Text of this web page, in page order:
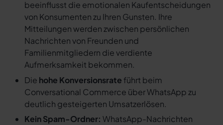
beeinflusst die emotionalen Kaufentscheidungen
von Konsumenten zu Ihren Gunsten. Ihre
Mitteilungen werden zwischen persönlichen
Nachrichten von Freunden und
Familienmitgliedern die verdiente
Aufmerksamkeit bekommen.
Die hohe Konversionsrate führt beim
Conversational Commerce über WhatsApp zu
deutlich gesteigerten Umsatzerlösen.
Kein Spam-Ordner: WhatsApp-Nachrichten